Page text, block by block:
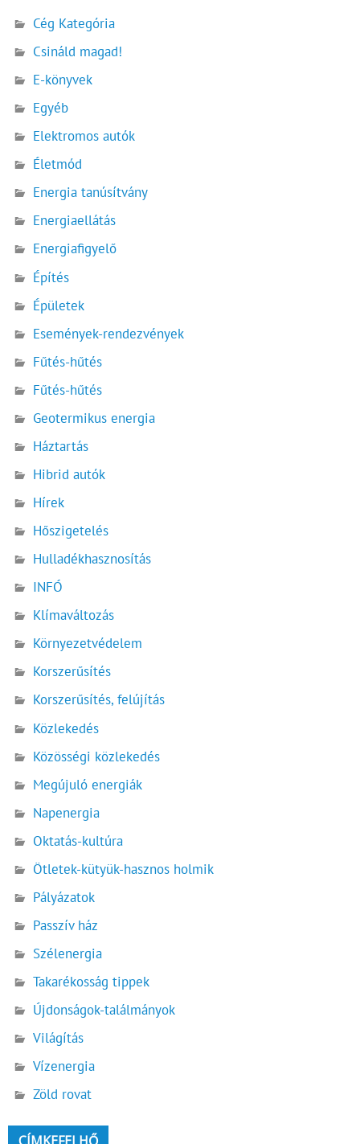
Cég Kategória
Csináld magad!
E-könyvek
Egyéb
Elektromos autók
Életmód
Energia tanúsítvány
Energiaellátás
Energiafigyelő
Építés
Épületek
Események-rendezvények
Fűtés-hűtés
Fűtés-hűtés
Geotermikus energia
Háztartás
Hibrid autók
Hírek
Hőszigetelés
Hulladékhasznosítás
INFÓ
Klímaváltozás
Környezetvédelem
Korszerűsítés
Korszerűsítés, felújítás
Közlekedés
Közösségi közlekedés
Megújuló energiák
Napenergia
Oktatás-kultúra
Ötletek-kütyük-hasznos holmik
Pályázatok
Passzív ház
Szélenergia
Takarékosság tippek
Újdonságok-találmányok
Világítás
Vízenergia
Zöld rovat
CÍMKEFELHŐ